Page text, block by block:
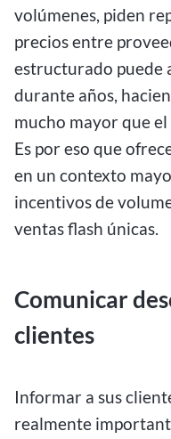
volúmenes, piden
precios entre
estructurado puede
durante años,
mucho mayor que
Es por eso que
en un contexto
incentivos de
ventas flash únicas.
Comunicar
clientes
Informar a sus
realmente